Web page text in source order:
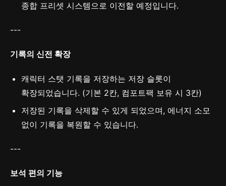
종합 프리셋 시스템으로 이전할 예정입니다.
---
기록의 신전 확장
캐릭터 스탯 기록을 저장하는 저장 슬롯이
확장되었습니다. (기본 2칸, 컴포트팩 보유 시 3칸)
저장된 기록을 삭제할 수 있게 되었으며, 에너지 소모
없이 기록을 복원할 수 있습니다.
---
보석 편의 기능